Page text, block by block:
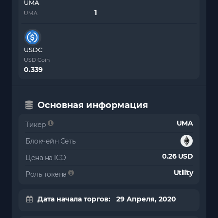
UMA
UMA
USDC
USD Coin
0.339
Основная информация
Тикер UMA
Блокчейн Сеть
Цена на ICO
0.26 USD
Роль токена Utility
Дата начала торгов: 29 Апреля, 2020